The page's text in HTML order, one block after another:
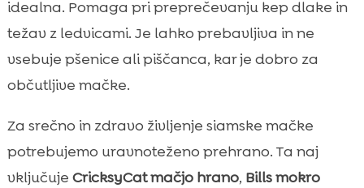
idealna. Pomaga pri preprečevanju kep dlake in
težav z ledvicami. Je lahko prebavljiva in ne
vsebuje pšenice ali piščanca, kar je dobro za
občutljive mačke.
Za srečno in zdravo življenje siamske mačke
potrebujemo uravnoteženo prehrano. Ta naj
vključuje CricksyCat mačjo hrano, Bills mokro